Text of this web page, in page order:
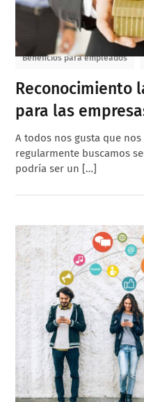
Beneficios para empleados
Reconocimiento
para las
A todos nos gusta que
regularmente buscamos
podría ser un […]